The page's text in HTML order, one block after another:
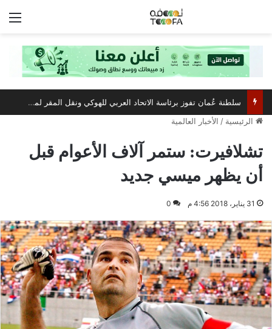
سلطنة عُمان تفوز برئاسة الاتحاد العربي للهوكي ونقل المقر لمسقط
الرئيسية / الأخبار العالمية
تشلافيرت: ستمر آلاف الأعوام قبل
أن يظهر ميسي جديد
31 يناير، 2018 4:56 م 0